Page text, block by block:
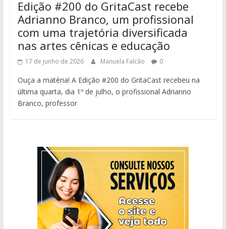
Edição #200 do GritaCast recebe
Adrianno Branco, um profissional
com uma trajetória diversificada
nas artes cênicas e educação
17 de junho de 2026 Manuela Falcão 0
Ouça a matéria! A Edição #200 do GritaCast recebeu na
última quarta, dia 1º de julho, o profissional Adrianno
Branco, professor